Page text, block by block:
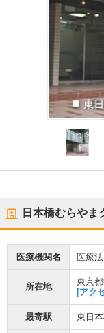
日本橋むらやま
医療機関名 医療
所在地
東京
[アク
最寄駅 東日